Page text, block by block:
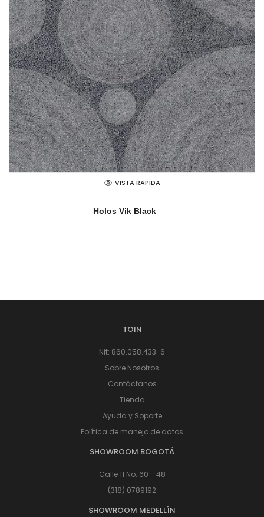
VISTA RAPIDA
Holos Vik Black
TOIN
Nit: 860.058.433-6
Sobre Nosotros
Contáctanos
Tienda
Ayuda y Soporte
Política de manejo de datos
SHOWROOM BOGOTÁ
Calle 11 No. 60 - 48
(318) 0789192
SHOWROOM MEDELLÍN